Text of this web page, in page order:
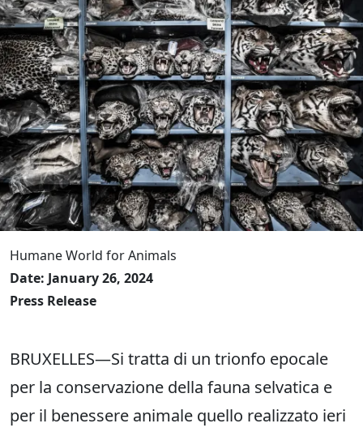
Humane World for Animals
Date: January 26, 2024
Press Release
BRUXELLES—Si tratta di un trionfo epocale
per la conservazione della fauna selvatica e
per il benessere animale quello realizzato ieri